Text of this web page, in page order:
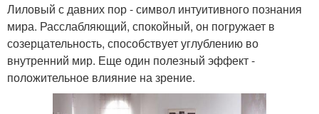
Лиловый с давних пор - символ интуитивного познания
мира. Расслабляющий, спокойный, он погружает в
созерцательность, способствует углублению во
внутренний мир. Еще один полезный эффект -
положительное влияние на зрение.